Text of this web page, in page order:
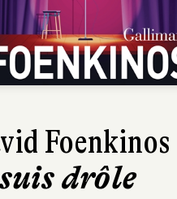
Foenkinos
suis drôle
Ambre
Les